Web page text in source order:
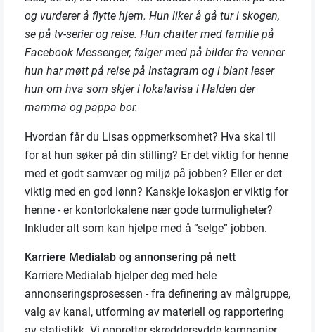
og vurderer å flytte hjem. Hun liker å gå tur i skogen,
se på tv-serier og reise. Hun chatter med familie på
Facebook Messenger, følger med på bilder fra venner
hun har møtt på reise på Instagram og i blant leser
hun om hva som skjer i lokalavisa i Halden der
mamma og pappa bor.
Hvordan får du Lisas oppmerksomhet? Hva skal til
for at hun søker på din stilling? Er det viktig for henne
med et godt samvær og miljø på jobben? Eller er det
viktig med en god lønn? Kanskje lokasjon er viktig for
henne - er kontorlokalene nær gode turmuligheter?
Inkluder alt som kan hjelpe med å “selge” jobben.
Karriere Medialab og annonsering på nett
Karriere Medialab hjelper deg med hele
annonseringsprosessen - fra definering av målgruppe,
valg av kanal, utforming av materiell og rapportering